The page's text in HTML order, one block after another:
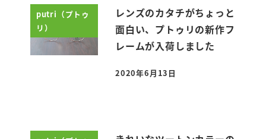
putri（プトゥ
リ）
レンズのカタチがちょっと
面白い、プトゥリの新作フ
レームが入荷しました
投稿日
2020年6月13日